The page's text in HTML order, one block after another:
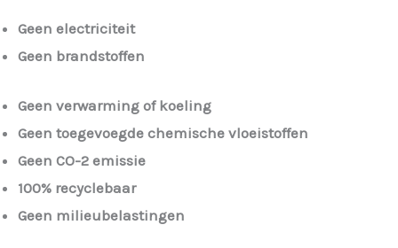
Geen electriciteit
Geen brandstoffen
Geen verwarming of koeling
Geen toegevoegde chemische vloeistoffen
Geen CO-2 emissie
100% recyclebaar
Geen milieubelastingen